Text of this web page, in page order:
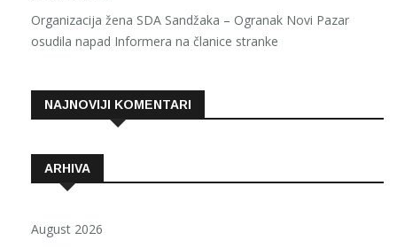
Organizacija žena SDA Sandžaka – Ogranak Novi Pazar
osudila napad Informera na članice stranke
NAJNOVIJI KOMENTARI
ARHIVA
August 2026